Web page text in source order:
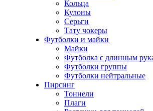
Кольца
Кулоны
Серьги
Тату чокеры
Футболки и майки
Майки
Футболка с длинным
Футболки группы
Футболки нейтральные
Пирсинг
Тоннели
Плаги